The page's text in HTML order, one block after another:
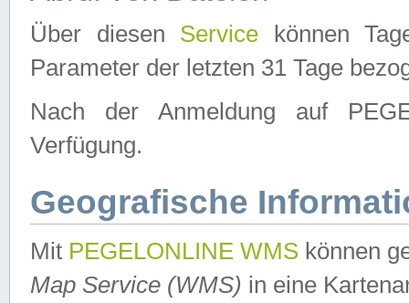
Über diesen Service können
Parameter der letzten 31 Tage
Nach der Anmeldung auf
Verfügung.
Geografische
Mit PEGELONLINE WMS können
Map Service (WMS) in eine